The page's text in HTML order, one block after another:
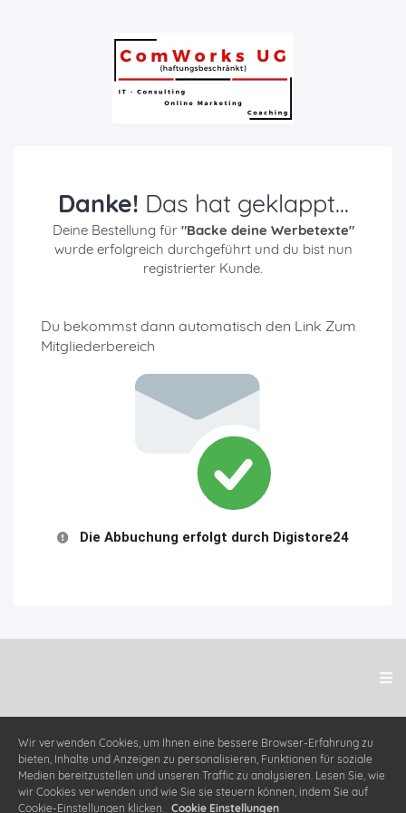
Danke! Das hat geklappt...
Deine Bestellung für "Backe deine Werbetexte"
wurde erfolgreich durchgeführt und du bist nun
registrierter Kunde.
Du bekommst dann automatisch den Link Zum
Mitgliederbereich
Die Abbuchung erfolgt durch Digistore24
Wir verwenden Cookies, um Ihnen eine bessere Browser-Erfahrung zu
bieten, Inhalte und Anzeigen zu personalisieren, Funktionen für soziale
Medien bereitzustellen und unseren Traffic zu analysieren. Lesen Sie, wie
wir Cookies verwenden und wie Sie sie steuern können, indem Sie auf
Cookie-Einstellungen klicken. Cookie Einstellungen